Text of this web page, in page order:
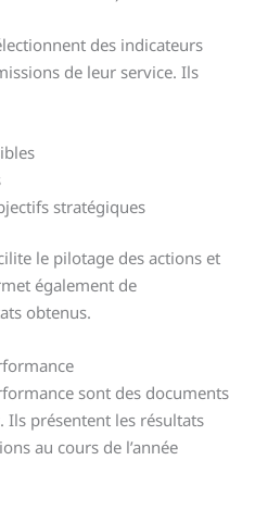
des indicateurs
de leur service. Ils
stratégiques
le pilotage des actions et
également de
obtenus.
sont des documents
Ils présentent les résultats
au cours de l’année